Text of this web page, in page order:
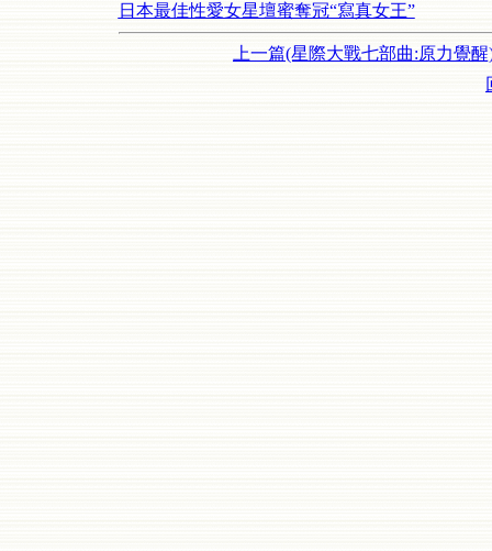
日本最佳性愛女星壇蜜奪冠“寫真女王”
上一篇(星際大戰七部曲:原力覺醒